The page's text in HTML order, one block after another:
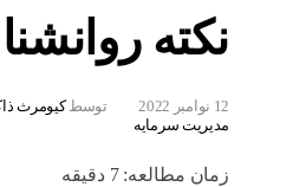
نکته
12 نوامبر 2022 توسط کیومرث
مدیریت سرمایه
زمان مطالعه:7 دقیقه